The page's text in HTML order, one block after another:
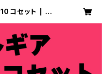
コセット | コ